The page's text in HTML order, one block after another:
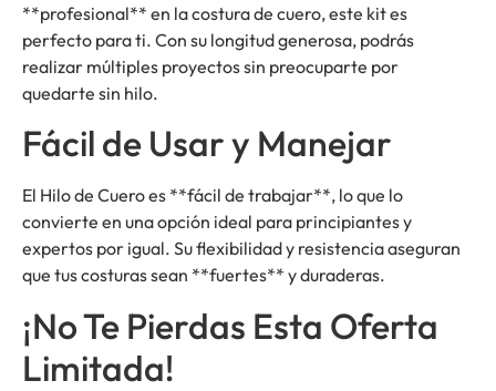
**profesional** en la costura de cuero, este kit es
perfecto para ti. Con su longitud generosa, podrás
realizar múltiples proyectos sin preocuparte por
quedarte sin hilo.
Fácil de Usar y Manejar
El Hilo de Cuero es **fácil de trabajar**, lo que lo
convierte en una opción ideal para principiantes y
expertos por igual. Su flexibilidad y resistencia aseguran
que tus costuras sean **fuertes** y duraderas.
¡No Te Pierdas Esta Oferta
Limitada!